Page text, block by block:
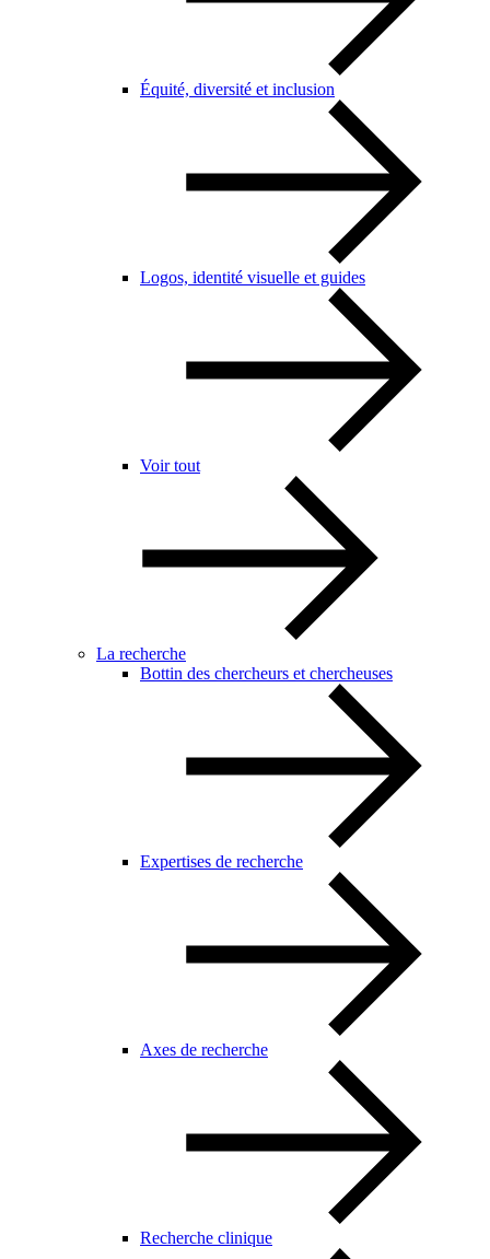
Équité, diversité et inclusion
Logos, identité visuelle et guides
Voir tout
La recherche
Bottin des chercheurs et chercheuses
Expertises de recherche
Axes de recherche
Recherche clinique